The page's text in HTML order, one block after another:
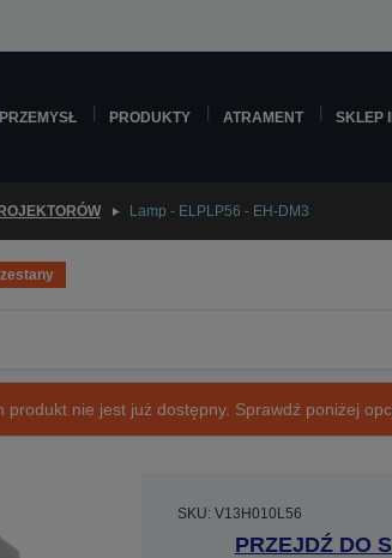
PRZEMYSŁ PRODUKTY ATRAMENT SKLEP
Lamp - ELPLP56 - EH-DM3
nie jest już dostępny. Sprawdź poniżej
SKU: V13H010L56
PRZEJDŹ DO